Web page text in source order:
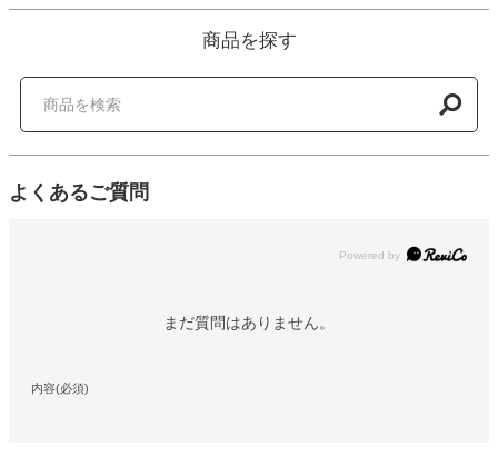
商品を探す
よくあるご質問
Powered by
まだ質問はありません。
内容(必須)